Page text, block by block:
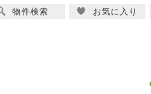
物件検索 お気に入り